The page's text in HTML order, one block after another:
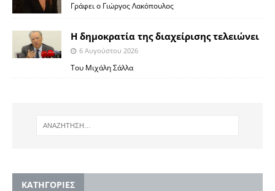
Γράφει ο Γιώργος Λακόπουλος
Η δημοκρατία της διαχείρισης τελειώνει
6 Αυγούστου 2026
Του Μιχάλη Σάλλα
KΑΤΗΓΟΡΙΕΣ